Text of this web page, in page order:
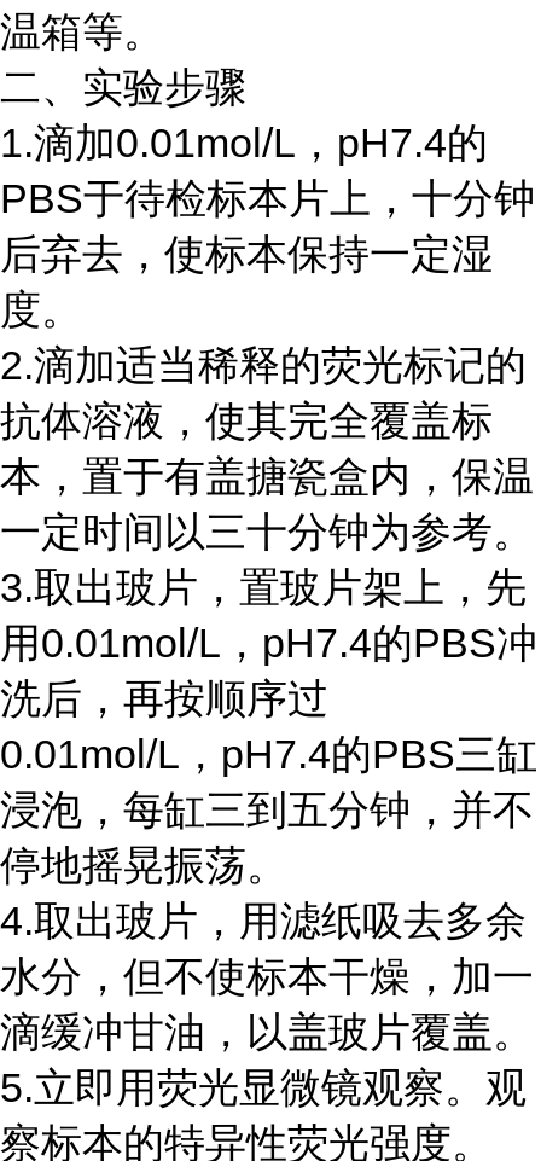
温箱等。
二、实验步骤
1.滴加0.01mol/L，pH7.4的
PBS于待检标本片上，十分钟
后弃去，使标本保持一定湿
度。
2.滴加适当稀释的荧光标记的
抗体溶液，使其完全覆盖标
本，置于有盖搪瓷盒内，保温
一定时间以三十分钟为参考。
3.取出玻片，置玻片架上，先
用0.01mol/L，pH7.4的PBS冲
洗后，再按顺序过
0.01mol/L，pH7.4的PBS三缸
浸泡，每缸三到五分钟，并不
停地摇晃振荡。
4.取出玻片，用滤纸吸去多余
水分，但不使标本干燥，加一
滴缓冲甘油，以盖玻片覆盖。
5.立即用荧光显微镜观察。观
察标本的特异性荧光强度。